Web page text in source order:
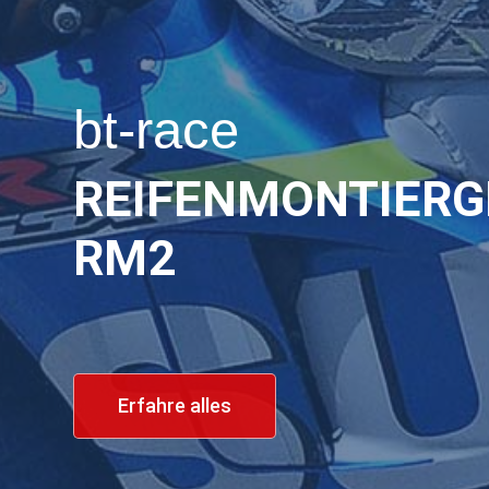
bt-race
RM2
Erfahre alles